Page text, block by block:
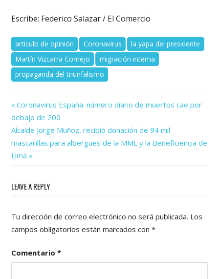
Escribe: Federico Salazar / El Comercio
artículo de opinión Coronavirus
la yapa del presidente
Martín Vizcarra Cornejo
migración interna
propaganda del triunfalismo
Navegación
de
entradas
Previous
Post:
Coronavirus España: número diario de muertos cae por
debajo de 200
Next
Post:
Alcalde Jorge Muñoz, recibió donación de 94 mil
mascarillas para albergues de la MML y la Beneficiencia de
Lima
LEAVE A REPLY
Tu dirección de correo electrónico no será publicada. Los
campos obligatorios están marcados con *
Comentario *